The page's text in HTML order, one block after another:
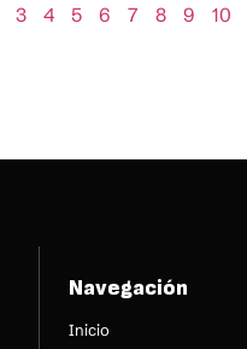
3 4 5 6 7 8 9 10
Navegación
Inicio